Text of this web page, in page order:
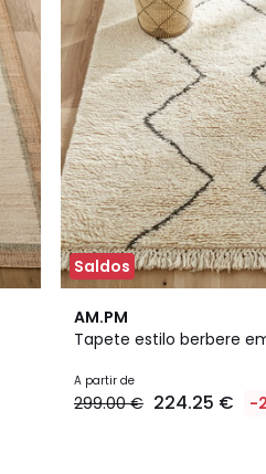
Saldos
AM.PM
Tapete estilo berbere
A partir de
299.00 € 224.25 € -
4,3
/ 5